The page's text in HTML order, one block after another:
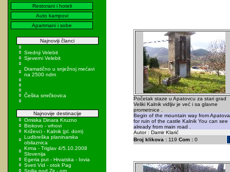
Restorani i hoteli
Auto kampovi
Apartmani i sobe
Najnoviji članci
Srednji Velebit
Sjeverni Velebit
Dramatično u snježnoj mećavi
na 2500 ndm
Češka smrčkovica
Najnovije destinacije
Omiska Dinara Kruzno
Biokovo - vrhovi
Križevci - Kalnik (pl. dom)
Ludbreška planinarska
obilaznica
Krma - Triglav 4/5.10.2008
Slovenija
Egeria put - Hrvatska - Iovia
Sveti Vid - otok Pag
Spilja pod Zir - om
Početak staze u Apatovcu za stari grad
Veliki Kalnik vidljiv je već i sa glavne
prometnice .
Begin of the mountain way from
for ruin of the castle Kalnik You can see
already from main road .
Autor : Damir Klarić
Broj klikova :119 Com :0